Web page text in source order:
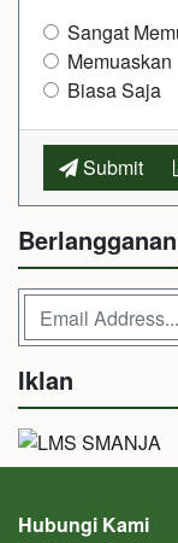
Sangat
Memuaskan
Biasa Saja
Submit
Berlangganan
Iklan
Hubungi Kami